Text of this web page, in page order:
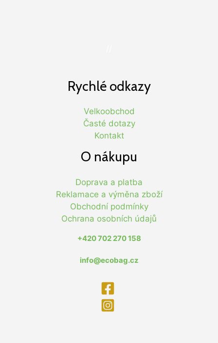
Rychlé odkazy
Velkoobchod
Časté dotazy
Kontakt
O nákupu
Doprava a platba
Reklamace a výměna zboží
Obchodní podmínky
Ochrana osobních údajů
+420 702 270 158
info@ecobag.cz